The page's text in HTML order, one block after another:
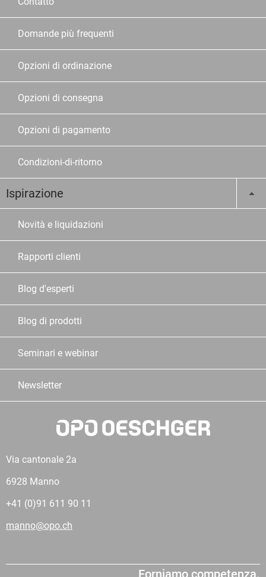
Domande più frequenti
Opzioni di ordinazione
Opzioni di consegna
Opzioni di pagamento
Condizioni-di-ritorno
Ispirazione
Novità e liquidazioni
Rapporti clienti
Blog d'esperti
Blog di prodotti
Seminari e webinar
Newsletter
Via cantonale 2a
6928 Manno
+41 (0)91 611 90 11
manno@opo.ch